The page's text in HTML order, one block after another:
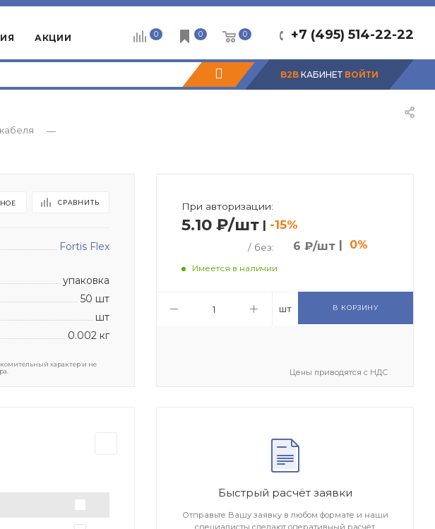
АКЦИИ +7 (495) 514-22-22
0 0 0
B2B КАБИНЕТ ВОЙТИ
—
СРАВНИТЬ
Fortis Flex
упаковка
50 шт
шт
0.002 кг
характер и не
При авторизации:
5.10 ₽/шт | -15%
/ без: 6 ₽/шт | 0%
Имеется в наличии
шт В КОРЗИНУ
Цены приводятся с НДС
Быстрый расчёт заявки
Отправьте Вашу заявку в любом формате и наши
специалисты сделают оперативный расчёт